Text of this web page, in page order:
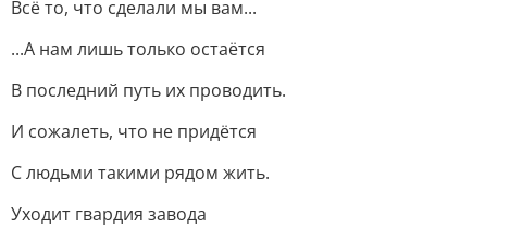
Всё то, что сделали мы вам...
...А нам лишь только остаётся
В последний путь их проводить.
И сожалеть, что не придётся
С людьми такими рядом жить.
Уходит гвардия завода